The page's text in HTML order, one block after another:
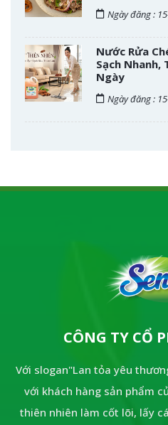
Ngày đăng :
Nước Rửa
Sạch Nhanh,
Ngày
Ngày đăng :
CÔNG TY CỔ
Với slogan"Lan tỏa yêu
với khách hàng sản phẩm
thiên nhiên làm cốt lõi, lấy